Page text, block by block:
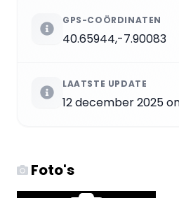
GPS-COÖRDINATEN
40.65944,-7.90083
LAATSTE UPDATE
12 december 2025
Foto's